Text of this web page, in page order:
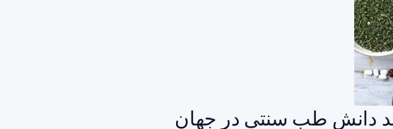
دانش طب سنتی در جهان